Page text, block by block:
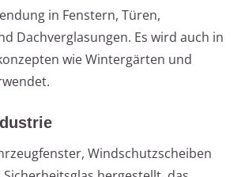
in Fenstern, Türen,
Dachverglasungen. Es wird auch in
wie Wintergärten und
Windschutzscheiben